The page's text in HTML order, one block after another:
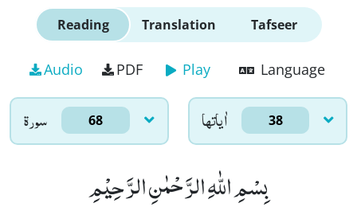
Reading Translation Tafseer
Audio PDF Play Language
سورۃ 68 اٰياتها 38
بِسْمِ اللّٰهِ الرَّحْمٰنِ الرَّحِیْمِ